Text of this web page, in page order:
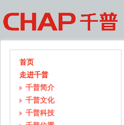
首页
走进千普
千普简介
千普文化
千普科技